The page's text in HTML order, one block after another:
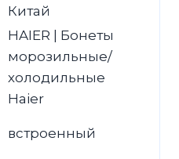
Китай
HAIER | Бонеты
морозильные/
холодильные
Haier
встроенный